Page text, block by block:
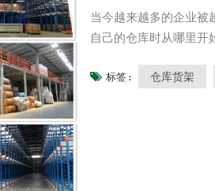
当今越来越多的企业被
自己的仓库时从哪里开
仓库的高度直接影响仓
标签 : 仓库货架